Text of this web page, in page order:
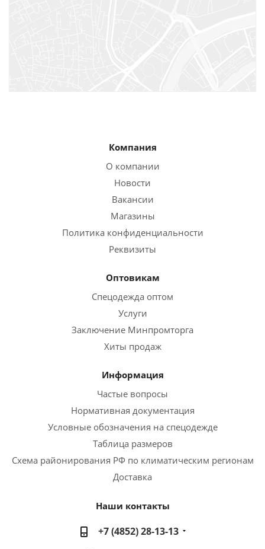
Магазин "Пролетарий" в ТЦ "РИО" г.
Ярославль, г. Ярославль Тутаевское шоссе 1
Магазин "Пролетарий" в ТЦ "Стометровка",
г. Кострома ул. Галичская 108
Кострома Кинешемское шоссе 76, павильон
+7 (962) 186-33-60
Магазин "Пролетарий" ТРЦ Рольма г. Ростов,
Компания
О компании
Новости
Вакансии
Магазины
Политика конфиденциальности
Реквизиты
Оптовикам
Спецодежда оптом
Услуги
Заключение Минпромторга
Хиты продаж
Информация
Частые вопросы
Нормативная документация
Условные обозначения на спецодежде
Таблица размеров
Схема районирования РФ по климатическим регионам
Доставка
Наши контакты
+7 (4852) 28-13-13